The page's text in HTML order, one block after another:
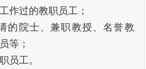
作过的教职员工；
的院士、兼职教授、名誉教
等；
员工。